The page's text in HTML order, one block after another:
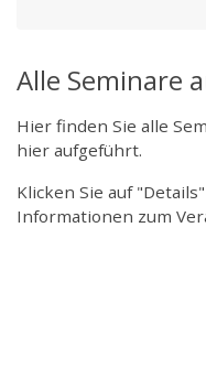
Alle Seminare
Hier finden Sie alle
hier aufgeführt.
Klicken Sie auf
Informationen zum